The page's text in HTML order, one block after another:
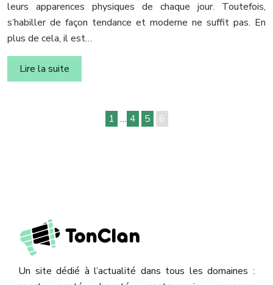
leurs apparences physiques de chaque jour. Toutefois,
s’habiller de façon tendance et moderne ne suffit pas. En
plus de cela, il est…
Lire la suite
1 … 4 5 6
Un site dédié à l’actualité dans tous les domaines :